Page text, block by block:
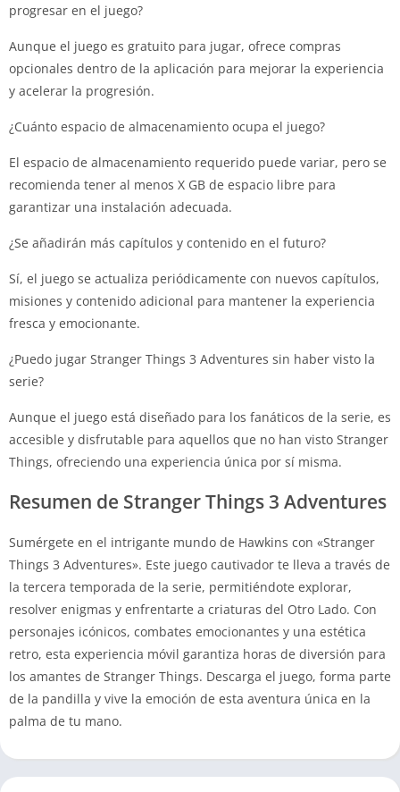
progresar en el juego?
Aunque el juego es gratuito para jugar, ofrece compras
opcionales dentro de la aplicación para mejorar la experiencia
y acelerar la progresión.
¿Cuánto espacio de almacenamiento ocupa el juego?
El espacio de almacenamiento requerido puede variar, pero se
recomienda tener al menos X GB de espacio libre para
garantizar una instalación adecuada.
¿Se añadirán más capítulos y contenido en el futuro?
Sí, el juego se actualiza periódicamente con nuevos capítulos,
misiones y contenido adicional para mantener la experiencia
fresca y emocionante.
¿Puedo jugar Stranger Things 3 Adventures sin haber visto la
serie?
Aunque el juego está diseñado para los fanáticos de la serie, es
accesible y disfrutable para aquellos que no han visto Stranger
Things, ofreciendo una experiencia única por sí misma.
Resumen de Stranger Things 3 Adventures
Sumérgete en el intrigante mundo de Hawkins con «Stranger
Things 3 Adventures». Este juego cautivador te lleva a través de
la tercera temporada de la serie, permitiéndote explorar,
resolver enigmas y enfrentarte a criaturas del Otro Lado. Con
personajes icónicos, combates emocionantes y una estética
retro, esta experiencia móvil garantiza horas de diversión para
los amantes de Stranger Things. Descarga el juego, forma parte
de la pandilla y vive la emoción de esta aventura única en la
palma de tu mano.